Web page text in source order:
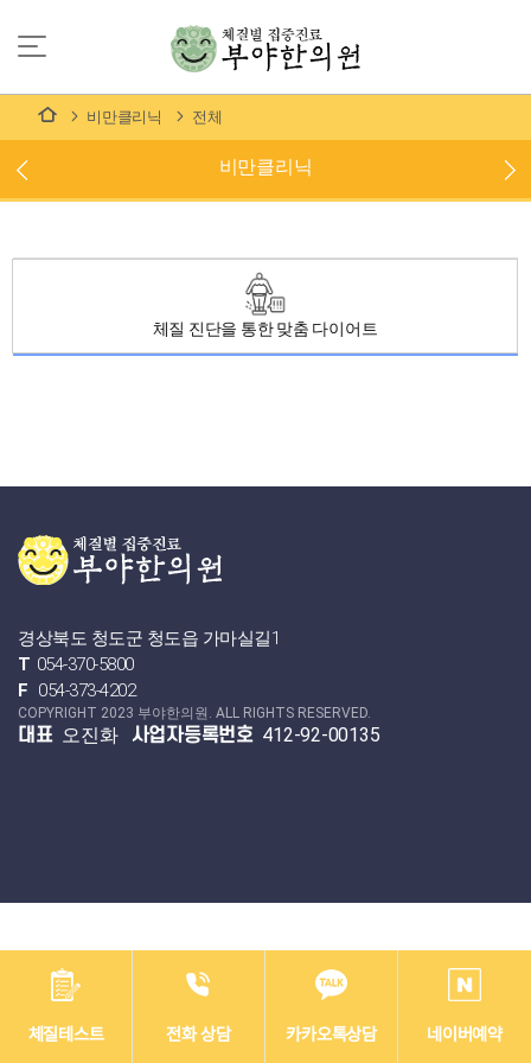
비만클리닉 전체
비만클리닉
체질 진단을 통한 맞춤 다이어트
경상북도 청도군 청도읍 가마실길1
T 054-370-5800
F 054-373-4202
COPYRIGHT 2023 부야한의원. ALL RIGHTS RESERVED.
대표오진화 사업자등록번호412-92-00135
체질테스트 전화 상담 카카오톡상담 네이버예약